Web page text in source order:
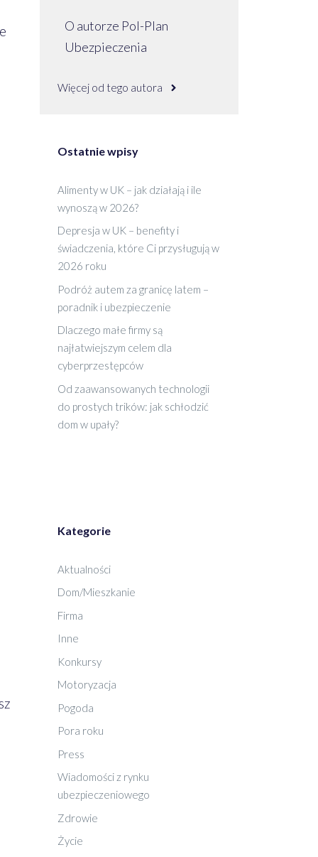
O autorze Pol-Plan
Ubezpieczenia
Więcej od tego autora
Ostatnie wpisy
Alimenty w UK – jak działają i ile
wynoszą w 2026?
Depresja w UK – benefity i
świadczenia, które Ci przysługują w
2026 roku
Podróż autem za granicę latem –
poradnik i ubezpieczenie
Dlaczego małe firmy są
najłatwiejszym celem dla
cyberprzestępców
Od zaawansowanych technologii
do prostych trików: jak schłodzić
dom w upały?
Kategorie
Aktualności
Dom/Mieszkanie
Firma
Inne
Konkursy
Motoryzacja
Pogoda
Pora roku
Press
Wiadomości z rynku
ubezpieczeniowego
Zdrowie
Życie